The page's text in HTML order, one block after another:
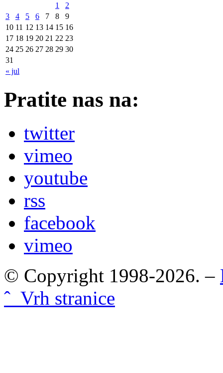
« jul
1
2
3
4 5 6 7 8
9
10 11 12 13 14 15 16
17 18 19 20 21 22 23
24 25 26 27 28 29 30
31
Pratite nas na:
twitter
vimeo
youtube
rss
facebook
vimeo
© Copyright 1998-2026. –
ˆ Vrh stranice